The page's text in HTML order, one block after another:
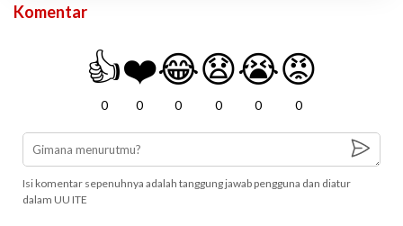
Komentar
👍
0
❤️
0
😂
0
😧
0
😭
0
😡
0
Isi komentar sepenuhnya adalah tanggung jawab pengguna dan diatur
dalam UU ITE